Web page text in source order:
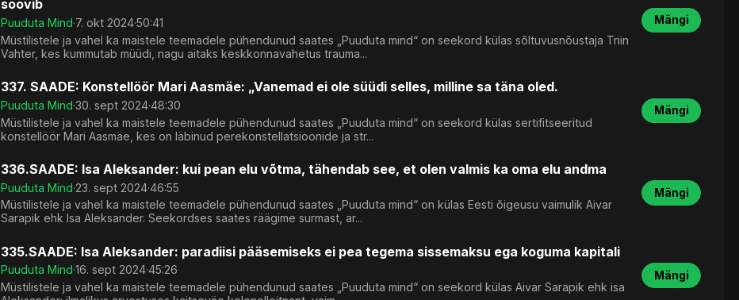
soovib
Puuduta Mind·7. okt 2024·50:41
Müstilistele ja vahel ka maistele teemadele pühendunud saates „Puuduta mind“ on seekord külas sõltuvusnõustaja Triin
Vahter, kes kummutab müüdi, nagu aitaks keskkonnavahetus trauma...
Mängi
337. SAADE: Konstellöör Mari Aasmäe: „Vanemad ei ole süüdi selles, milline sa täna oled.
Puuduta Mind·30. sept 2024·48:30
Müstilistele ja vahel ka maistele teemadele pühendunud saates „Puuduta mind“ on seekord külas sertifitseeritud
konstellöör Mari Aasmäe, kes on läbinud perekonstellatsioonide ja str...
Mängi
336.SAADE: Isa Aleksander: kui pean elu võtma, tähendab see, et olen valmis ka oma elu andma
Puuduta Mind·23. sept 2024·46:55
Müstilistele ja vahel ka maistele teemadele pühendunud saates „Puuduta mind“ on külas Eesti õigeusu vaimulik Aivar
Sarapik ehk Isa Aleksander. Seekordses saates räägime surmast, ar...
Mängi
335.SAADE: Isa Aleksander: paradiisi pääsemiseks ei pea tegema sissemaksu ega koguma kapitali
Puuduta Mind·16. sept 2024·45:26
Müstilistele ja vahel ka maistele teemadele pühendunud saates „Puuduta mind“ on seekord külas Aivar Sarapik ehk isa
Mängi